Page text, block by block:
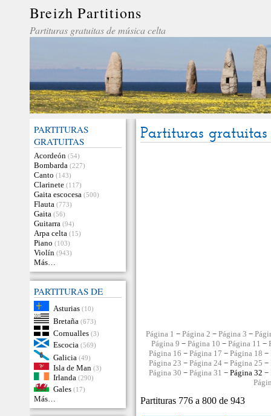
Breizh Partitions
Partituras gratuitas de música celta
PARTITURAS
GRATUITAS
Acordeón (54)
Bombarda (227)
Canto (143)
Clarinete (117)
Gaita escocesa (500)
Flauta (773)
Gaita (56)
Guitarra (94)
Arpa celta (15)
Piano (103)
Violín (943)
Más…
PARTITURAS DE
Asturias (10)
Bretaña (673)
Cornualles (3)
Escocia (569)
Galicia (49)
Isla de Man (3)
Irlanda (290)
Gales (17)
Más…
Partituras
Página 1 − Página 2 − Página 3 −
Página 9 − Página 10 − Página 11 −
Página 16 −Página 17 −Página 18 −
Página 23 −Página 24 −Página 25 −
Página 30 −Página 31 − Página 32 −
Partituras 776 a 800 de 943